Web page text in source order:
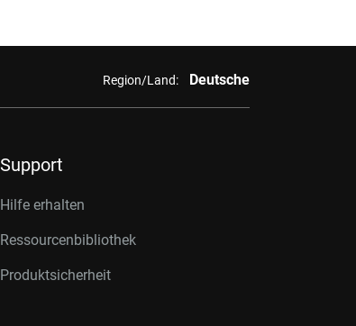
Region/Land: Deutsche
Support
Hilfe erhalten
Ressourcenbibliothek
Produktsicherheit